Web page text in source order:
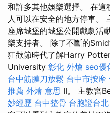
和許多其他娛樂選擇。 在
人可以在安全的地方停車。
座席城堡的城堡公開戲劇活
樂支持者。 除了不斷的
狂歡節時代了解Harry
University 彰化 外燴 seo優
台中筋膜刀放鬆 台中市按摩
推薦 外燴 意思 II。 主教宮
妙經歷 台中整骨 台胞證台北